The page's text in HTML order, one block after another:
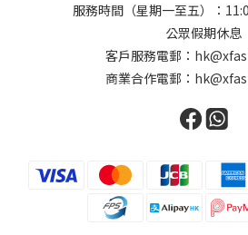
服務時間（星期一至五）：
公眾假期休息
客戶服務電郵：
商業合作電郵：